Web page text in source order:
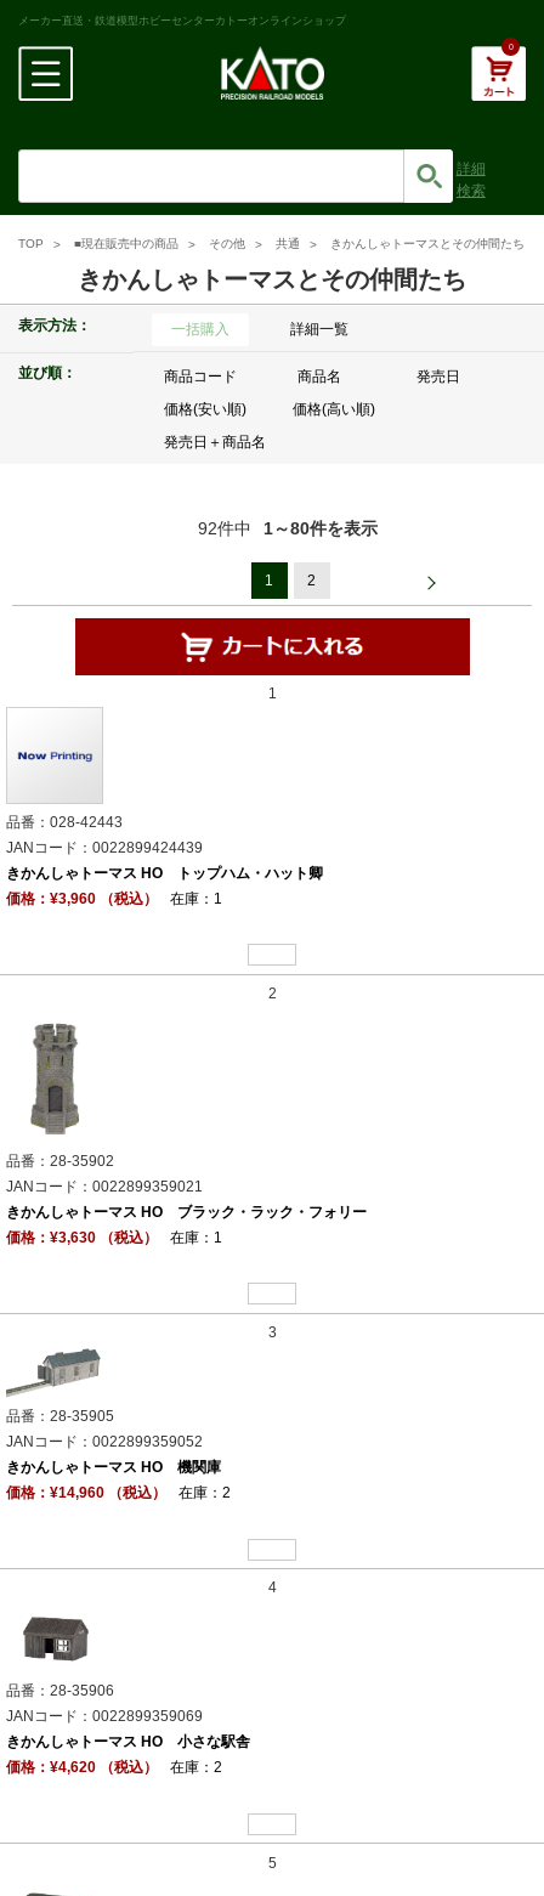
メーカー直送・鉄道模型ホビーセンターカトーオンラインショップ
0
詳細
検索
TOP ■現在販売中の商品 その他 共通 きかんしゃトーマスとその仲間たち
きかんしゃトーマスとその仲間たち
表示方法： 一括購入 詳細一覧
並び順： 商品コード 商品名
発売日
価格(安い順)
価格(高い順)
発売日＋商品名
92件中 1～80件を表示
1 2
1
品番：028-42443
JANコード：0022899424439
きかんしゃトーマス HO トップハム・ハット卿
価格：¥3,960 （税込）
在庫：1
2
品番：28-35902
JANコード：0022899359021
きかんしゃトーマス HO ブラック・ラック・フォリー
価格：¥3,630 （税込）
在庫：1
3
品番：28-35905
JANコード：0022899359052
きかんしゃトーマス HO 機関庫
価格：¥14,960 （税込）
在庫：2
4
品番：28-35906
JANコード：0022899359069
きかんしゃトーマス HO 小さな駅舎
価格：¥4,620 （税込）
在庫：2
5